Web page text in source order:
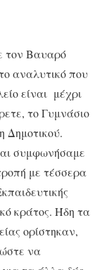
τον Βαυαρό
αναλυτικό που
είναι μέχρι
το Γυμνάσιο
Δημοτικού.
συμφωνήσαμε
με τέσσερα
κράτος. Ήδη τα
ορίστηκαν,
να